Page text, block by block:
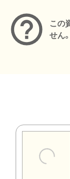
この
せん。